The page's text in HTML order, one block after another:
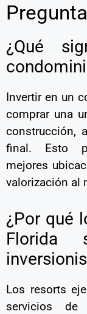
¿Qué
Invertir en un
comprar una
construcción,
final. Esto
mejores
valorización al
¿Por qué
Florida
Los resorts
servicios de